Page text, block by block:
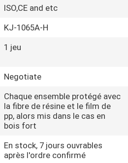
ISO,CE and etc
KJ-1065A-H
1 jeu
Negotiate
Chaque ensemble protégé avec
la fibre de résine et le film de
pp, alors mis dans le cas en
bois fort
En stock, 7 jours ouvrables
après l'ordre confirmé